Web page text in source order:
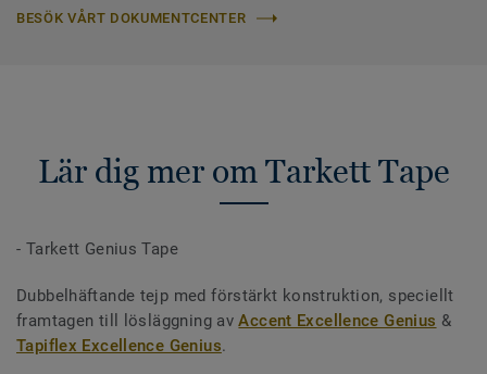
BESÖK VÅRT DOKUMENTCENTER
Lär dig mer om Tarkett Tape
- Tarkett Genius Tape
Dubbelhäftande tejp med förstärkt konstruktion, speciellt
framtagen till lösläggning avAccent Excellence Genius &
Tapiflex Excellence Genius.